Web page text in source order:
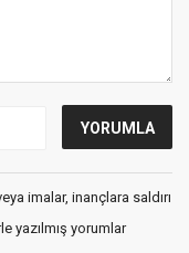
imalar, inançlara saldırı
yazılmış yorumlar